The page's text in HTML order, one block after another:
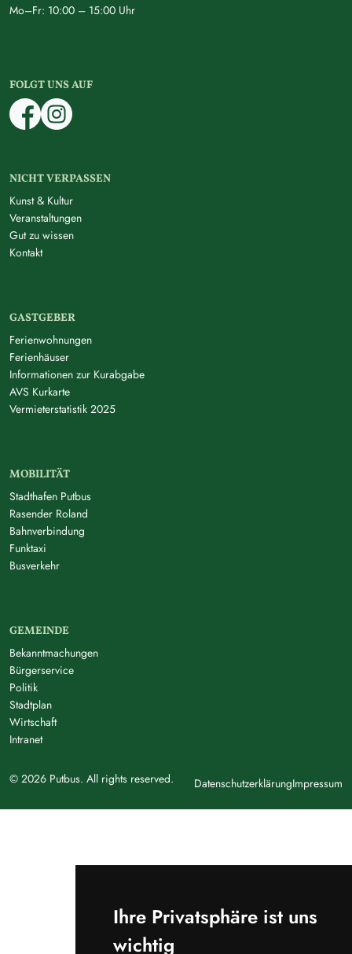
Ihre Privatsphäre ist uns
wichtig
Mo–Fr: 10:00 – 15:00 Uhr
FOLGT UNS AUF
NICHT VERPASSEN
Kunst & Kultur
Veranstaltungen
Gut zu wissen
Kontakt
GASTGEBER
Ferienwohnungen
Ferienhäuser
Informationen zur Kurabgabe
AVS Kurkarte
Vermieterstatistik 2025
MOBILITÄT
Stadthafen Putbus
Rasender Roland
Bahnverbindung
Funktaxi
Busverkehr
GEMEINDE
Bekanntmachungen
Bürgerservice
Politik
Stadtplan
Wirtschaft
Intranet
© 2026 Putbus. All rights reserved. DatenschutzerklärungImpressum